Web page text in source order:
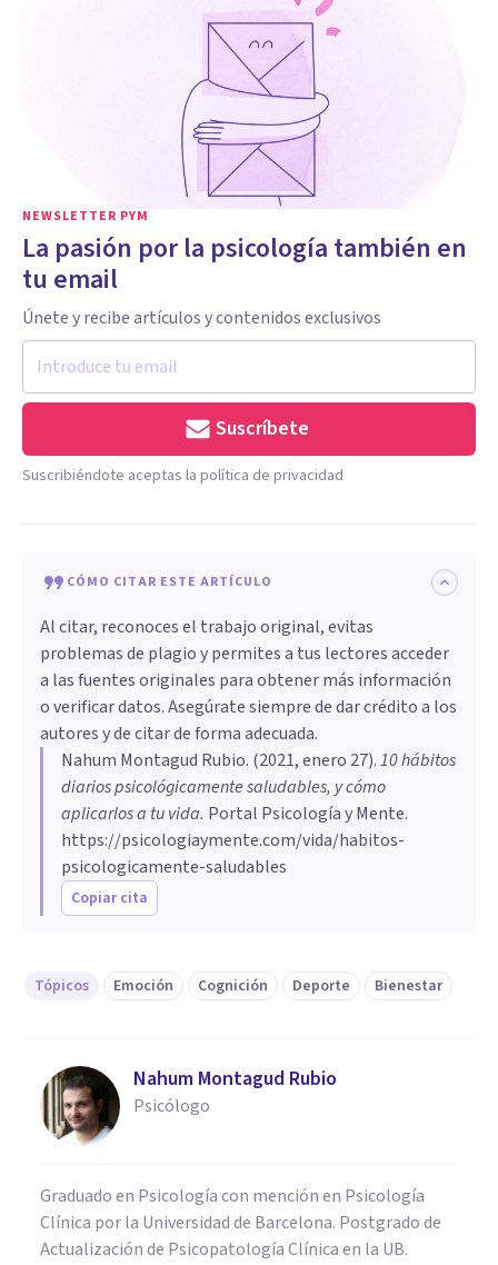
NEWSLETTER PYM
La pasión por la psicología también en
tu email
Únete y recibe artículos y contenidos exclusivos
Suscríbete
Suscribiéndote aceptas la política de privacidad
CÓMO CITAR ESTE ARTÍCULO
Al citar, reconoces el trabajo original, evitas
problemas de plagio y permites a tus lectores acceder
a las fuentes originales para obtener más información
o verificar datos. Asegúrate siempre de dar crédito a los
autores y de citar de forma adecuada.
Nahum Montagud Rubio. (2021, enero 27).10 hábitos
diarios psicológicamente saludables, y cómo
aplicarlos a tu vida. Portal Psicología y Mente.
https://psicologiaymente.com/vida/habitos-
psicologicamente-saludables
Copiar cita
Tópicos Emoción Cognición Deporte Bienestar
Nahum Montagud Rubio
Psicólogo
Graduado en Psicología con mención en Psicología
Clínica por la Universidad de Barcelona. Postgrado de
Actualización de Psicopatología Clínica en la UB.